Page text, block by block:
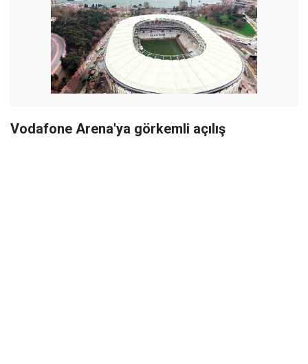
Vodafone Arena'ya görkemli açılış